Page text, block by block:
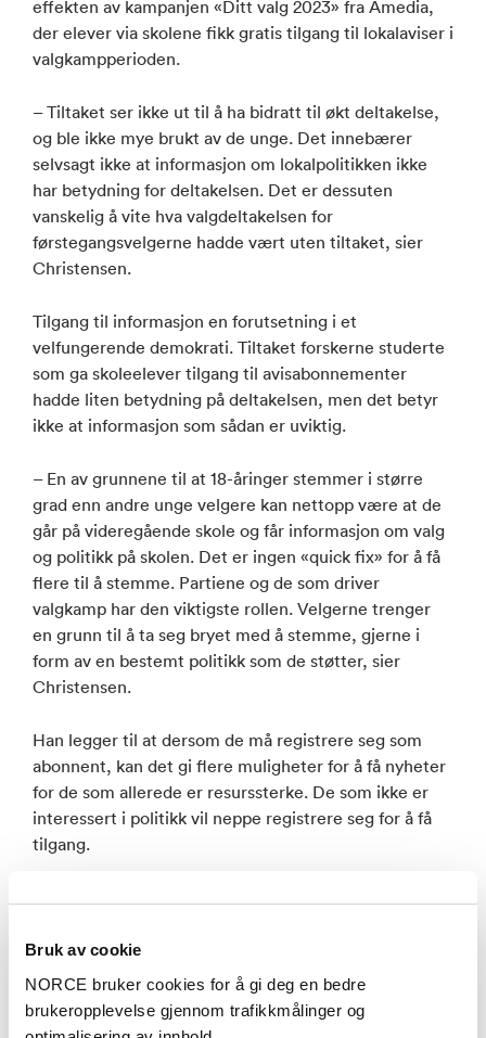
Bruk av cookie
NORCE bruker cookies for å gi deg en bedre
brukeropplevelse gjennom trafikkmålinger og
effekten av kampanjen «Ditt valg 2023» fra Amedia,
der elever via skolene fikk gratis tilgang til lokalaviser i
valgkampperioden.
– Tiltaket ser ikke ut til å ha bidratt til økt deltakelse,
og ble ikke mye brukt av de unge. Det innebærer
selvsagt ikke at informasjon om lokalpolitikken ikke
har betydning for deltakelsen. Det er dessuten
vanskelig å vite hva valgdeltakelsen for
førstegangsvelgerne hadde vært uten tiltaket, sier
Christensen.
Tilgang til informasjon en forutsetning i et
velfungerende demokrati. Tiltaket forskerne studerte
som ga skoleelever tilgang til avisabonnementer
hadde liten betydning på deltakelsen, men det betyr
ikke at informasjon som sådan er uviktig.
– En av grunnene til at 18-åringer stemmer i større
grad enn andre unge velgere kan nettopp være at de
går på videregående skole og får informasjon om valg
og politikk på skolen. Det er ingen «quick fix» for å få
flere til å stemme. Partiene og de som driver
valgkamp har den viktigste rollen. Velgerne trenger
en grunn til å ta seg bryet med å stemme, gjerne i
form av en bestemt politikk som de støtter, sier
Christensen.
Han legger til at dersom de må registrere seg som
abonnent, kan det gi flere muligheter for å få nyheter
for de som allerede er resurssterke. De som ikke er
interessert i politikk vil neppe registrere seg for å få
tilgang.
utgangspunktet er bra å fjerne økonomiske barrierer
til medier slik at flere kan få tilgang til journalistisk